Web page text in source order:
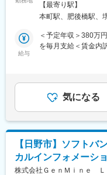
通データと治験デー
間が数か月も短縮に
ていきます。
う考え方で、より
フレックスタイム制
を採用しています。
変更の範囲：会社の
訪問型ではなく、EP
ンターが就業場所の
ションR」を担当し
※ESナビゲーションR
https://
て情報提供を実施し
トークスクリプトを
医療関係者の満足度
また面談後には実施
受動喫煙対策：屋内
【最寄り駅】
本町駅、肥後橋駅、
給与
＜予定年収＞380万
を毎月支給＜賃金内
有無＞有＜残業手当
■昇給は通期で1回
業を含む年俸制です
し当社規定により優
り、選考を通じて上
当を含めた表記です
気になる
【日野市】ソフトバ
カルインフォメーシ
株式会社ＧｅｎＭｉｎｅ Ｌ